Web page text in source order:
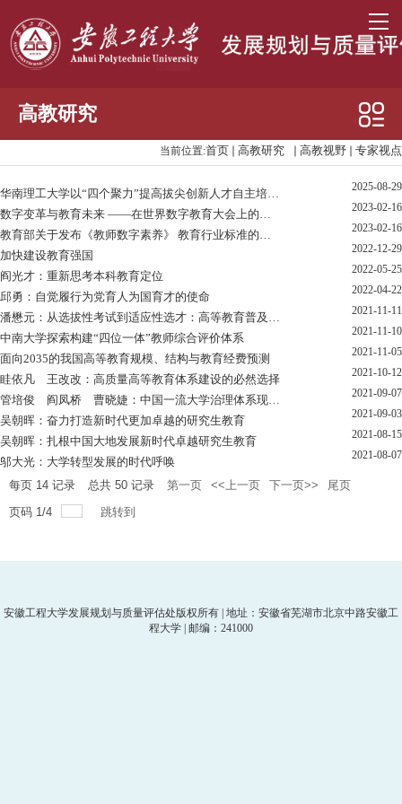
高教研究
信息动态
专家视点
大学建设
高教项目
当前位置:首页 高教研究 高教视野 专家视点
华南理工大学以“四个聚力”提高拔尖创新人才自主培养质量 2025-08-29
数字变革与教育未来 ——在世界数字教育大会上的主旨演讲 2023-02-16
教育部关于发布《教师数字素养》 教育行业标准的通知 2023-02-16
加快建设教育强国 2022-12-29
阎光才：重新思考本科教育定位 2022-05-25
邱勇：自觉履行为党育人为国育才的使命 2022-04-22
潘懋元：从选拔性考试到适应性选才：高等教育普及化阶段试行“套... 2021-11-11
中南大学探索构建“四位一体”教师综合评价体系 2021-11-10
面向2035的我国高等教育规模、结构与教育经费预测 2021-11-05
眭依凡 王改改：高质量高等教育体系建设的必然选择 2021-10-12
管培俊 阎凤桥 曹晓婕：中国一流大学治理体系现代化研究 2021-09-07
吴朝晖：奋力打造新时代更加卓越的研究生教育 2021-09-03
吴朝晖：扎根中国大地发展新时代卓越研究生教育 2021-08-15
邬大光：大学转型发展的时代呼唤 2021-08-07
每页 14 记录 总共 50 记录 第一页 <<上一页 下一页>>
尾页
页码 1/4 跳转到
安徽工程大学发展规划与质量评估处版权所有 | 地址：安徽省芜湖市北京中路安徽工
程大学 | 邮编：241000